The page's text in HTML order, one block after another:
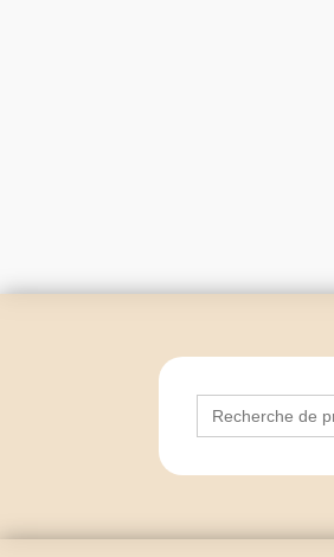
Search
for: